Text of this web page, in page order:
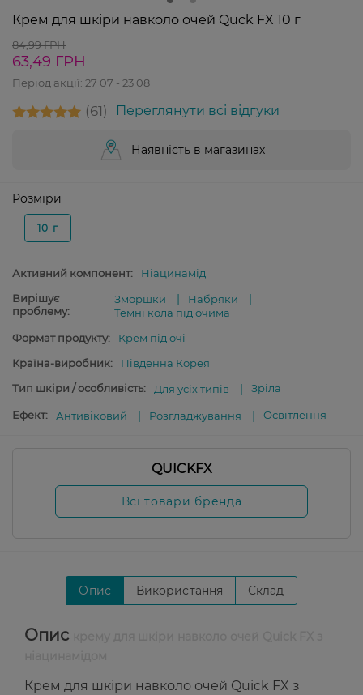
Крем для шкіри навколо очей Quck FX 10 г
84,99 ГРН
63,49 ГРН
Період акції: 27 07 - 23 08
61 Переглянути всі відгуки
Наявність в магазинах
Розміри
10 г
Активний компонент:
Ніацинамід
Вирішує
проблему:
Зморшки
Набряки
Темні кола під очима
Формат продукту:
Крем під очі
Країна-виробник:
Південна Корея
Тип шкіри / особливість:
Для усіх типів Зріла
Ефект: Антивіковий Розгладжування Освітлення
QUICKFX
Всі товари бренда
Опис Використання Склад
Опис
Крем для шкіри навколо очей Quick FX з